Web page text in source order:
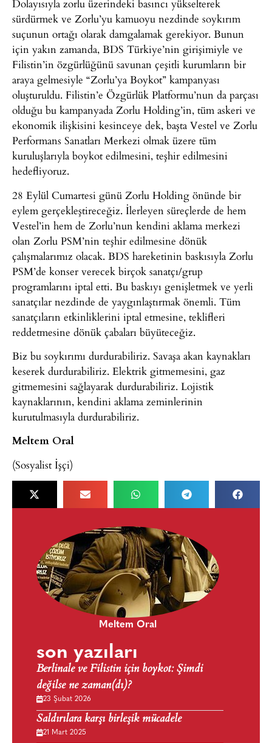
Dolayısıyla zorlu üzerindeki basıncı yükselterek
sürdürmek ve Zorlu’yu kamuoyu nezdinde soykırım
suçunun ortağı olarak damgalamak gerekiyor. Bunun
için yakın zamanda, BDS Türkiye’nin girişimiyle ve
Filistin’in özgürlüğünü savunan çeşitli kurumların bir
araya gelmesiyle “Zorlu’ya Boykot” kampanyası
oluşturuldu. Filistin’e Özgürlük Platformu’nun da parçası
olduğu bu kampanyada Zorlu Holding’in, tüm askeri ve
ekonomik ilişkisini kesinceye dek, başta Vestel ve Zorlu
Performans Sanatları Merkezi olmak üzere tüm
kuruluşlarıyla boykot edilmesini, teşhir edilmesini
hedefliyoruz.
28 Eylül Cumartesi günü Zorlu Holding önünde bir
eylem gerçekleştireceğiz. İlerleyen süreçlerde de hem
Vestel’in hem de Zorlu’nun kendini aklama merkezi
olan Zorlu PSM’nin teşhir edilmesine dönük
çalışmalarımız olacak. BDS hareketinin baskısıyla Zorlu
PSM’de konser verecek birçok sanatçı/grup
programlarını iptal etti. Bu baskıyı genişletmek ve yerli
sanatçılar nezdinde de yaygınlaştırmak önemli. Tüm
sanatçıların etkinliklerini iptal etmesine, teklifleri
reddetmesine dönük çabaları büyüteceğiz.
Biz bu soykırımı durdurabiliriz. Savaşa akan kaynakları
keserek durdurabiliriz. Elektrik gitmemesini, gaz
gitmemesini sağlayarak durdurabiliriz. Lojistik
kaynaklarının, kendini aklama zeminlerinin
kurutulmasıyla durdurabiliriz.
Meltem Oral
(Sosyalist İşçi)
Meltem Oral
son yazıları
Berlinale ve Filistin için boykot: Şimdi
değilse ne zaman(dı)?
23 Şubat 2026
Saldırılara karşı birleşik mücadele
21 Mart 2025